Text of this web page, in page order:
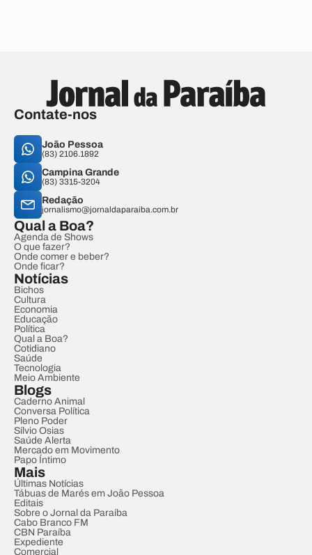
Contate-nos
João Pessoa
(83) 2106.1892
Campina Grande
(83) 3315-3204
Redação
jornalismo@jornaldaparaiba.com.br
Qual a Boa?
Agenda de Shows
O que fazer?
Onde comer e beber?
Onde ficar?
Notícias
Bichos
Cultura
Economia
Educação
Política
Qual a Boa?
Cotidiano
Saúde
Tecnologia
Meio Ambiente
Blogs
Caderno Animal
Conversa Política
Pleno Poder
Sílvio Osias
Saúde Alerta
Mercado em Movimento
Papo Íntimo
Mais
Últimas Notícias
Tábuas de Marés em João Pessoa
Editais
Sobre o Jornal da Paraíba
Cabo Branco FM
CBN Paraíba
Expediente
Comercial